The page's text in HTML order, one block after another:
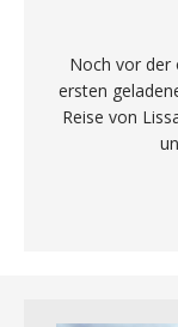
Noch vor der
ersten
Reise von